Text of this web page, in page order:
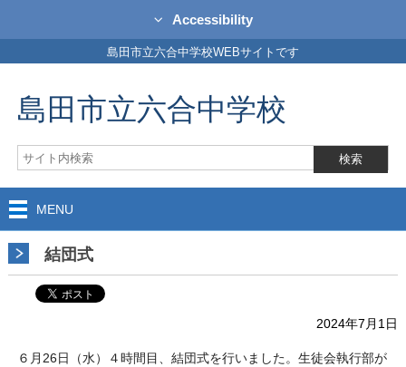
Accessibility
島田市立六合中学校WEBサイトです
島田市立六合中学校
MENU
結団式
2024年7月1日
６月26日（水）４時間目、結団式を行いました。生徒会執行部が